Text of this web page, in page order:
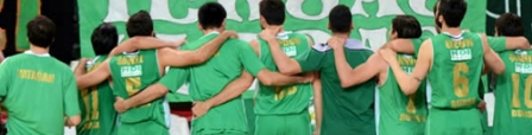
Puan Durumu
Fikstür